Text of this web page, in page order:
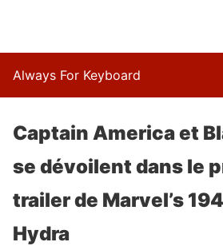
Always For Keyboard
Captain America et
se dévoilent dans le
trailer de Marvel’s
Hydra